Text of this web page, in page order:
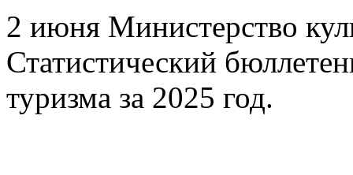
2 июня Министерство
Статистический
туризма за 2025 год.